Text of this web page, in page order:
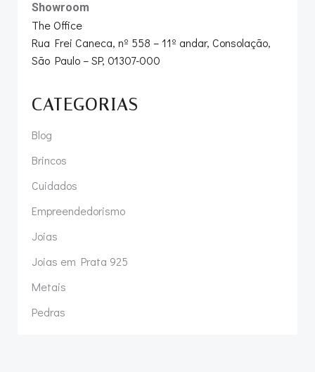
Showroom
The Office
Rua Frei Caneca, nº 558 – 11º andar, Consolação,
São Paulo – SP, 01307-000
CATEGORIAS
Blog
Brincos
Cuidados
Empreendedorismo
Joias
Joias em Prata 925
Metais
Pedras